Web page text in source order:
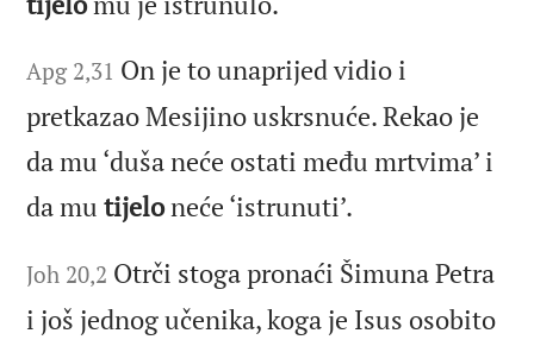
Apg 2,31 On je to unaprijed vidio i
pretkazao Mesijino uskrsnuće. Rekao je
da mu ‘duša neće ostati među mrtvima’ i
da mutijeloneće ‘istrunuti’.
Joh 20,2 Otrči stoga pronaći Šimuna Petra
i još jednog učenika, koga je Isus osobito